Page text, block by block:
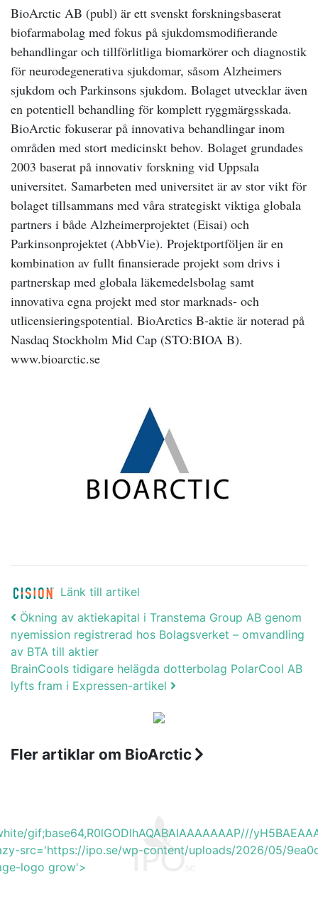
BioArctic AB (publ) är ett svenskt forskningsbaserat
biofarmabolag med fokus på sjukdomsmodifierande
behandlingar och tillförlitliga biomarkörer och diagnostik
för neurodegenerativa sjukdomar, såsom Alzheimers
sjukdom och Parkinsons sjukdom. Bolaget utvecklar även
en potentiell behandling för komplett ryggmärgsskada.
BioArctic fokuserar på innovativa behandlingar inom
områden med stort medicinskt behov. Bolaget grundades
2003 baserat på innovativ forskning vid Uppsala
universitet. Samarbeten med universitet är av stor vikt för
bolaget tillsammans med våra strategiskt viktiga globala
partners i både Alzheimerprojektet (Eisai) och
Parkinsonprojektet (AbbVie). Projektportföljen är en
kombination av fullt finansierade projekt som drivs i
partnerskap med globala läkemedelsbolag samt
innovativa egna projekt med stor marknads- och
utlicensieringspotential. BioArctics B-aktie är noterad på
Nasdaq Stockholm Mid Cap (STO:BIOA B).
www.bioarctic.se
Länk till artikel
Post navigation
Ökning av aktiekapital i Transtema Group AB genom
nyemission registrerad hos Bolagsverket – omvandling
av BTA till aktier
BrainCools tidigare helägda dotterbolag PolarCool AB
lyfts fram i Expressen-artikel
Fler artiklar om BioArctic
gif;base64,R0lGODlhAQABAIAAAAAAAP///
src='https://ipo.se/wp-content/uploads/2026/05/
logo grow'>